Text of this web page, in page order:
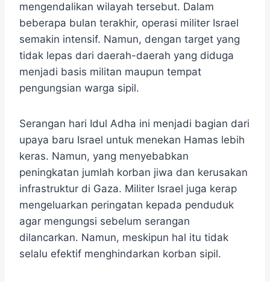
mengendalikan wilayah tersebut. Dalam
beberapa bulan terakhir, operasi militer Israel
semakin intensif. Namun, dengan target yang
tidak lepas dari daerah-daerah yang diduga
menjadi basis militan maupun tempat
pengungsian warga sipil.
Serangan hari Idul Adha ini menjadi bagian dari
upaya baru Israel untuk menekan Hamas lebih
keras. Namun, yang menyebabkan
peningkatan jumlah korban jiwa dan kerusakan
infrastruktur di Gaza. Militer Israel juga kerap
mengeluarkan peringatan kepada penduduk
agar mengungsi sebelum serangan
dilancarkan. Namun, meskipun hal itu tidak
selalu efektif menghindarkan korban sipil.